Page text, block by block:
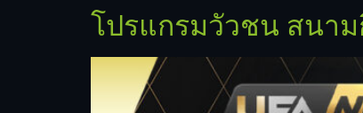
โปรแกรมวัวชน สนา